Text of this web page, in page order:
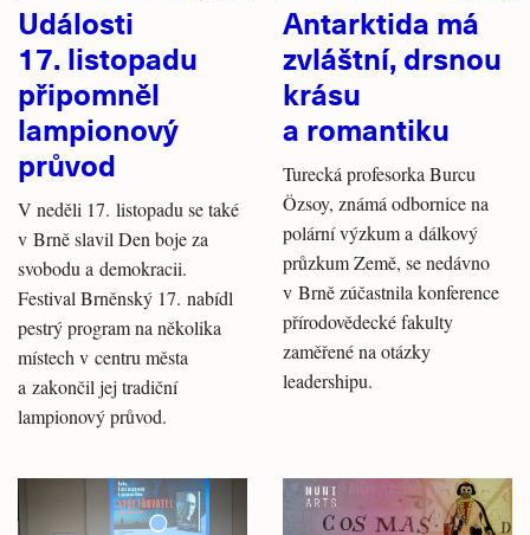
Události
17. listopadu
připomněl
lampionový
průvod
V neděli 17. listopadu se také
v Brně slavil Den boje za
svobodu a demokracii.
Festival Brněnský 17. nabídl
pestrý program na několika
místech v centru města
a zakončil jej tradiční
lampionový průvod.
Antarktida má
zvláštní, drsnou
krásu
a romantiku
Turecká profesorka Burcu
Özsoy, známá odbornice na
polární výzkum a dálkový
průzkum Země, se nedávno
v Brně zúčastnila konference
přírodovědecké fakulty
zaměřené na otázky
leadershipu.